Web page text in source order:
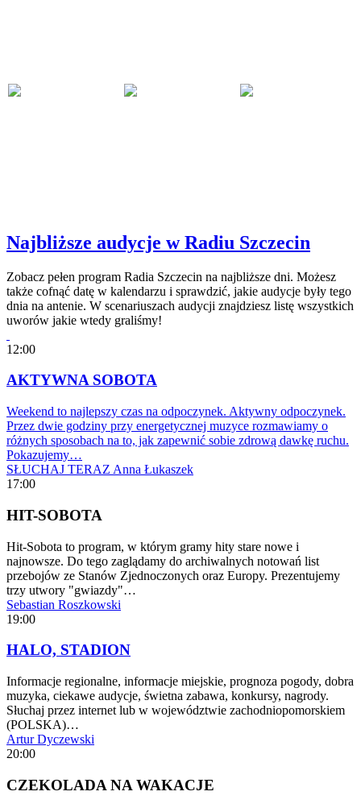
Najbliższe audycje w Radiu Szczecin
Zobacz pełen program Radia Szczecin na najbliższe dni. Możesz
także cofnąć datę w kalendarzu i sprawdzić, jakie audycje były tego
dnia na antenie. W scenariuszach audycji znajdziesz listę wszystkich
uworów jakie wtedy graliśmy!
12:00
AKTYWNA SOBOTA
Weekend to najlepszy czas na odpoczynek. Aktywny odpoczynek.
Przez dwie godziny przy energetycznej muzyce rozmawiamy o
różnych sposobach na to, jak zapewnić sobie zdrową dawkę ruchu.
Pokazujemy…
SŁUCHAJ TERAZ Anna Łukaszek
17:00
HIT-SOBOTA
Hit-Sobota to program, w którym gramy hity stare nowe i
najnowsze. Do tego zaglądamy do archiwalnych notowań list
przebojów ze Stanów Zjednoczonych oraz Europy. Prezentujemy
trzy utwory "gwiazdy"…
Sebastian Roszkowski
19:00
HALO, STADION
Informacje regionalne, informacje miejskie, prognoza pogody, dobra
muzyka, ciekawe audycje, świetna zabawa, konkursy, nagrody.
Słuchaj przez internet lub w województwie zachodniopomorskiem
(POLSKA)…
Artur Dyczewski
20:00
CZEKOLADA NA WAKACJE